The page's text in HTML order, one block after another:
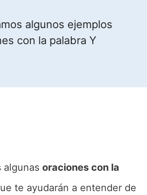
algunos ejemplos
con la palabra Y
algunas oraciones con la
te ayudarán a entender de